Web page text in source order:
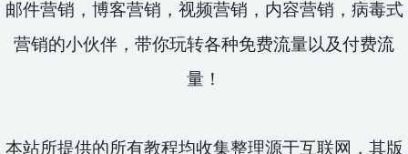
邮件营销，博客营销，视频营销，内容营销，病毒式
营销的小伙伴，带你玩转各种免费流量以及付费流
量！
本站所提供的所有教程均收集整理源于互联网，其版